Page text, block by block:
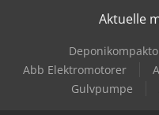
Dürkopp Adler 867-
Dürkopp Adler 867-
Dürkopp Adler 967-
Aktuelle
Abb Elektromotorer
Gulvpumpe